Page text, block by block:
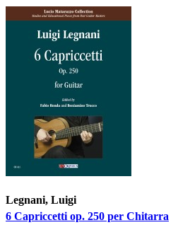
Legnani, Luigi
6 Capriccetti op. 250 per Chitarra